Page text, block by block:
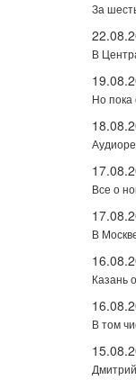
За
В
Но пока
Все о
В
Казань
В том